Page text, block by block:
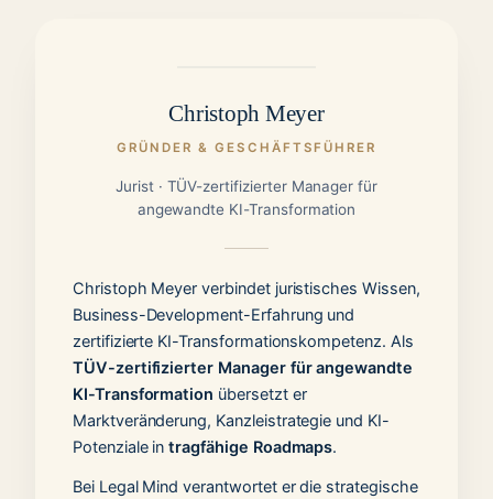
Christoph Meyer
GRÜNDER & GESCHÄFTSFÜHRER
Jurist · TÜV-zertifizierter Manager für
angewandte KI-Transformation
Christoph Meyer verbindet juristisches Wissen,
Business-Development-Erfahrung und
zertifizierte KI-Transformationskompetenz. Als
TÜV-zertifizierter Manager für angewandte
KI-Transformation übersetzt er
Marktveränderung, Kanzleistrategie und KI-
Potenziale intragfähige Roadmaps.
Bei Legal Mind verantwortet er die strategische